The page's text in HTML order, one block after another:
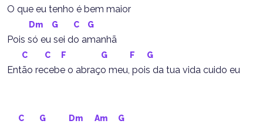
O que eu tenho é bem maior
Dm G C G
Pois só eu sei do amanhã
C C F G F G
Então recebe o abraço meu, pois da tua vida cuido eu
C G Dm Am G